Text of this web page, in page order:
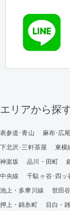
エリアから探
表参道･青山 麻布･広尾
下北沢･三軒茶屋
東横
神楽坂
品川・田町
中央線
千駄ヶ谷･四ッ
池上・多摩川線
世田
押上・錦糸町
目白・